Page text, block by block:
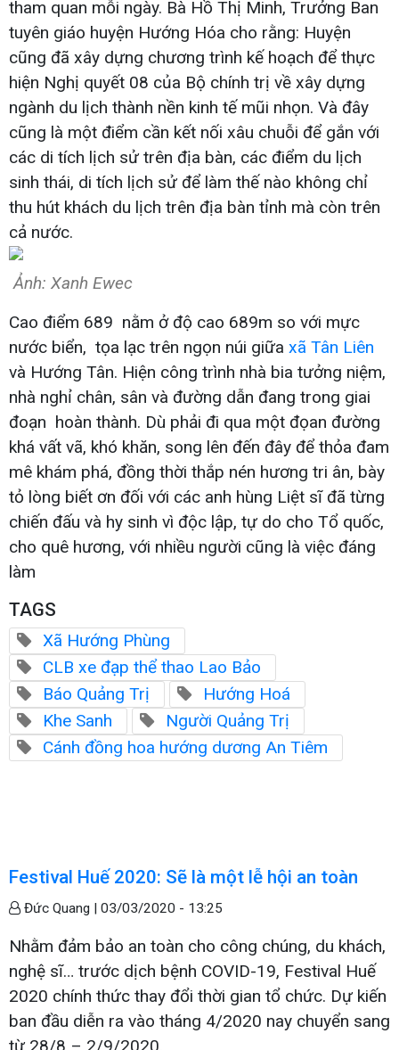
tham quan mỗi ngày. Bà Hồ Thị Minh, Trưởng Ban
tuyên giáo huyện Hướng Hóa cho rằng: Huyện
cũng đã xây dựng chương trình kế hoạch để thực
hiện Nghị quyết 08 của Bộ chính trị về xây dựng
ngành du lịch thành nền kinh tế mũi nhọn. Và đây
cũng là một điểm cần kết nối xâu chuỗi để gắn với
các di tích lịch sử trên địa bàn, các điểm du lịch
sinh thái, di tích lịch sử để làm thế nào không chỉ
thu hút khách du lịch trên địa bàn tỉnh mà còn trên
cả nước.
Ảnh: Xanh Ewec
Cao điểm 689 nằm ở độ cao 689m so với mực
nước biển, tọa lạc trên ngọn núi giữa xã Tân Liên
và Hướng Tân. Hiện công trình nhà bia tưởng niệm,
nhà nghỉ chân, sân và đường dẫn đang trong giai
đoạn hoàn thành. Dù phải đi qua một đọan đường
khá vất vã, khó khăn, song lên đến đây để thỏa đam
mê khám phá, đồng thời thắp nén hương tri ân, bày
tỏ lòng biết ơn đối với các anh hùng Liệt sĩ đã từng
chiến đấu và hy sinh vì độc lập, tự do cho Tổ quốc,
cho quê hương, với nhiều người cũng là việc đáng
làm
TAGS
Xã Hướng Phùng
CLB xe đạp thể thao Lao Bảo
Báo Quảng Trị
Hướng Hoá
Khe Sanh
Người Quảng Trị
Cánh đồng hoa hướng dương An Tiêm
Festival Huế 2020: Sẽ là một lễ hội an toàn
Đức Quang | 03/03/2020 - 13:25
Nhằm đảm bảo an toàn cho công chúng, du khách,
nghệ sĩ… trước dịch bệnh COVID-19, Festival Huế
2020 chính thức thay đổi thời gian tổ chức. Dự kiến
ban đầu diễn ra vào tháng 4/2020 nay chuyển sang
từ 28/8 – 2/9/2020.